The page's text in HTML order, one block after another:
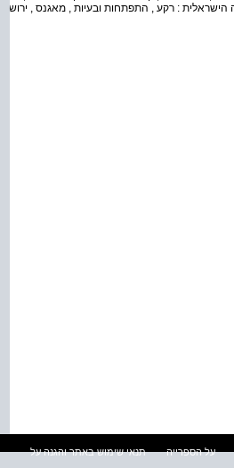
: רקע , התפתחות ובעיות , מאגנס , ירושלים .
על הספרייה
תנאי שימוש באתר והגנה על